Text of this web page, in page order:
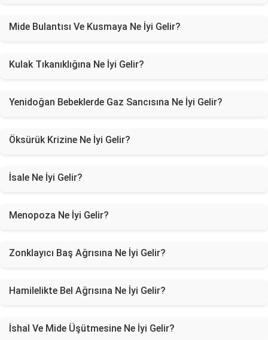
Mide Bulantısı Ve Kusmaya Ne İyi Gelir?
Kulak Tıkanıklığına Ne İyi Gelir?
Yenidoğan Bebeklerde Gaz Sancısına Ne İyi Gelir?
Öksürük Krizine Ne İyi Gelir?
İsale Ne İyi Gelir?
Menopoza Ne İyi Gelir?
Zonklayıcı Baş Ağrısına Ne İyi Gelir?
Hamilelikte Bel Ağrısına Ne İyi Gelir?
İshal Ve Mide Üşütmesine Ne İyi Gelir?